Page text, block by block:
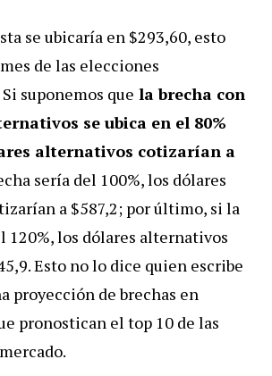
se ubicaría en $293,60, esto
de las elecciones
suponemos que la brecha con
se ubica en el 80%
alternativos cotizarían a
sería del 100%, los dólares
a $587,2; por último, si la
120%, los dólares alternativos
Esto no lo dice quien escribe
proyección de brechas en
pronostican el top 10 de las